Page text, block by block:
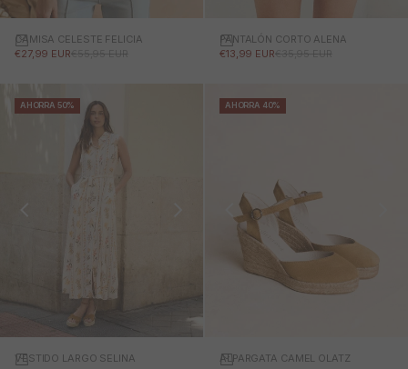
CAMISA CELESTE FELICIA
PRECIO DE OFERTA
€27,99 EURPRECIO NORMAL
€55,95 EUR
PANTALÓN CORTO ALENA
PRECIO DE OFERTA
€13,99 EURPRECIO NORMAL
€35,95 EUR
AHORRA 50%
VESTIDO LARGO SELINA
AHORRA 40%
ALPARGATA CAMEL OLATZ